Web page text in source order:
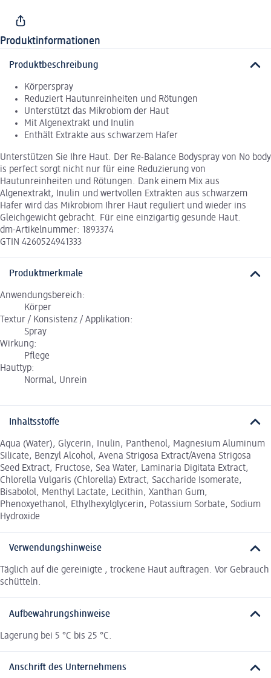
Produktinformationen
Produktbeschreibung
Körperspray
Reduziert Hautunreinheiten und Rötungen
Unterstützt das Mikrobiom der Haut
Mit Algenextrakt und Inulin
Enthält Extrakte aus schwarzem Hafer
Unterstützen Sie Ihre Haut. Der Re-Balance Bodyspray von No body
is perfect sorgt nicht nur für eine Reduzierung von
Hautunreinheiten und Rötungen. Dank einem Mix aus
Algenextrakt, Inulin und wertvollen Extrakten aus schwarzem
Hafer wird das Mikrobiom Ihrer Haut reguliert und wieder ins
Gleichgewicht gebracht. Für eine einzigartig gesunde Haut.
dm-Artikelnummer: 1893374
GTIN 4260524941333
Produktmerkmale
Anwendungsbereich:
Körper
Textur / Konsistenz / Applikation:
Spray
Wirkung:
Pflege
Hauttyp:
Normal, Unrein
Inhaltsstoffe
Aqua (Water), Glycerin, Inulin, Panthenol, Magnesium Aluminum
Silicate, Benzyl Alcohol, Avena Strigosa Extract/Avena Strigosa
Seed Extract, Fructose, Sea Water, Laminaria Digitata Extract,
Chlorella Vulgaris (Chlorella) Extract, Saccharide Isomerate,
Bisabolol, Menthyl Lactate, Lecithin, Xanthan Gum,
Phenoxyethanol, Ethylhexylglycerin, Potassium Sorbate, Sodium
Hydroxide
Verwendungshinweise
Täglich auf die gereinigte , trockene Haut auftragen. Vor Gebrauch
schütteln.
Aufbewahrungshinweise
Lagerung bei 5 °C bis 25 °C.
Anschrift des Unternehmens